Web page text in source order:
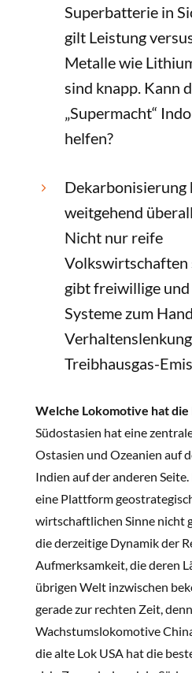
Superbatterie in
gilt Leistung
Metalle wie
sind knapp. Kann
„Supermacht“
helfen?
5
Dekarbonisierung
weitgehend
Nicht nur reife
Volkswirtschaften
gibt freiwillige
Systeme zum
Treibhausgas-
Welche Lokomotive hat die
Südostasien hat eine
Ostasien und Ozeanien auf
Indien auf der anderen
eine Plattform
wirtschaftlichen Sinne nicht
die derzeitige Dynamik der
Aufmerksamkeit, die deren
übrigen Welt inzwischen
gerade zur rechten Zeit,
Wachstumslokomotive
die alte Lok USA hat die